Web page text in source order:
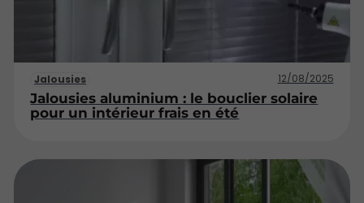
Jalousies 12/08/2025
Jalousies aluminium : le bouclier solaire
pour un intérieur frais en été